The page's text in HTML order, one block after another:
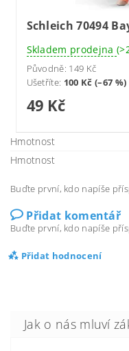
Schleich 70494
Skladem prodejna
Původně: 149 Kč
Ušetříte: 100 Kč (–67 %)
49 Kč
Hmotnost
Hmotnost
Buďte první, kdo napíše
Přidat komentář
Buďte první, kdo napíše
Přidat hodnocení